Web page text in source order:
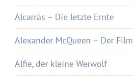
Alcarràs – Die letzte Ernte
Alexander McQueen – Der Film
Alfie, der kleine Werwolf